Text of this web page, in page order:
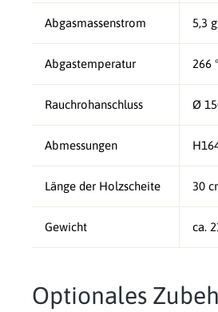
Abgasmassenstrom 5,3
Abgastemperatur 266
Rauchrohanschluss Ø
Abmessungen
Länge der Holzscheite 30
Gewicht ca.
Optionales